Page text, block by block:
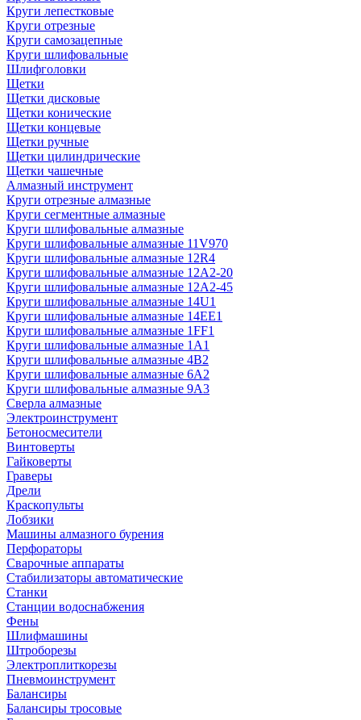
Круги лепестковые
Круги отрезные
Круги самозацепные
Круги шлифовальные
Шлифголовки
Щетки
Щетки дисковые
Щетки конические
Щетки концевые
Щетки ручные
Щетки цилиндрические
Щетки чашечные
Алмазный инструмент
Круги отрезные алмазные
Круги сегментные алмазные
Круги шлифовальные алмазные
Круги шлифовальные алмазные 11V970
Круги шлифовальные алмазные 12R4
Круги шлифовальные алмазные 12А2-20
Круги шлифовальные алмазные 12А2-45
Круги шлифовальные алмазные 14U1
Круги шлифовальные алмазные 14ЕЕ1
Круги шлифовальные алмазные 1FF1
Круги шлифовальные алмазные 1А1
Круги шлифовальные алмазные 4В2
Круги шлифовальные алмазные 6A2
Круги шлифовальные алмазные 9А3
Сверла алмазные
Электроинструмент
Бетоносмесители
Винтоверты
Гайковерты
Граверы
Дрели
Краскопульты
Лобзики
Машины алмазного бурения
Перфораторы
Сварочные аппараты
Стабилизаторы автоматические
Станки
Станции водоснабжения
Фены
Шлифмашины
Штроборезы
Электроплиткорезы
Пневмоинструмент
Балансиры
Балансиры тросовые